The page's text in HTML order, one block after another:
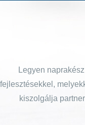
Legyen
fejlesztésekkel,
kiszolgálja